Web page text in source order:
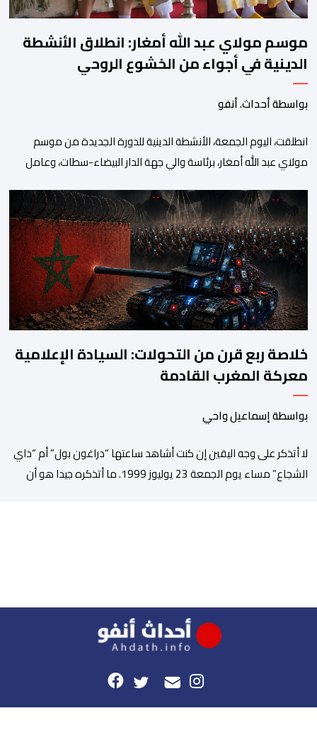
موسم مولاي عبد الله أمغار: انطلاق الأنشطة
الدينية في أجواء من الخشوع الروحي
بواسطة أحداث. أنفو
انطلقت، اليوم الجمعة، الأنشطة الدينية للدورة الجديدة من موسم
مولاي عبد الله أمغار، برئاسة والي جهة الدار البيضاء-سطات، وعامل
للجديدة، ورئيس المجلس العلمي المحلي للجديدة، وذلك بحضور
شخصيات مدنية وعسكرية ودينية. وجرت مراسيم افتتاح فعاليات
الموسم بالخيمة الرسمية، حيث أُلقيت كلمات كل من رئيس المجلس […]
خلاصة ربع قرن من التحولات: السيادة الإعلامية
معركة المغرب القادمة
بواسطة إسماعيل واحي
لا أتذكر على وجه اليقين إن كنت أشاهد ساعتها “دراغون بول” أم “داي
الشجاع” مساء يوم الجمعة 23 يوليوز 1999. ما أتذكره جيدا هو أن